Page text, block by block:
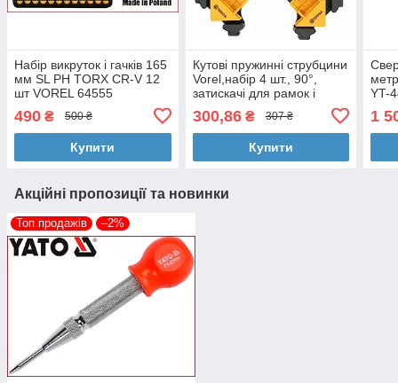
Набір викруток і гачків 165
мм SL PH TORX CR-V 12
шт VOREL 64555
490 ₴ 500 ₴
Купити
Кутові пружинні струбцини
Vorel,набір 4 шт., 90°,
затискачі для рамок і
300,86₴ 307 ₴
Купити
YT-
1
Акційні пропозиції та новинки
Топ продажів –2%